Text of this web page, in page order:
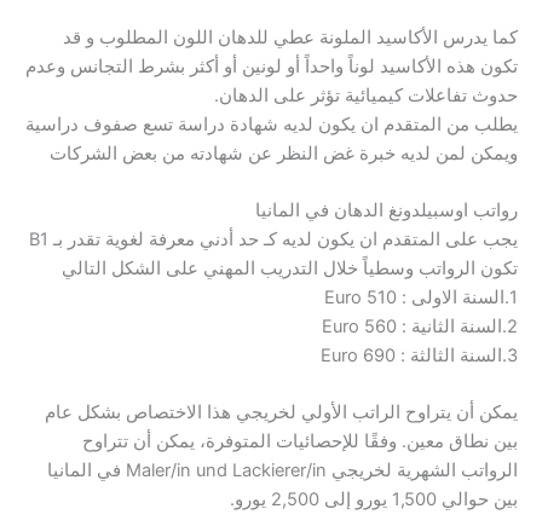
كما يدرس الأكاسيد الملونة عطي للدهان اللون المطلوب و قد
تكون هذه الأكاسيد لوناً واحداً أو لونين أو أكثر بشرط التجانس وعدم
حدوث تفاعلات كيميائية تؤثر على الدهان.
يطلب من المتقدم ان يكون لديه شهادة دراسة تسع صفوف دراسية
ويمكن لمن لديه خبرة غض النظر عن شهادته من بعض الشركات
رواتب اوسبيلدونغ الدهان في المانيا
يجب على المتقدم ان يكون لديه كـ حد أدني معرفة لغوية تقدر بـ B1
تكون الرواتب وسطياً خلال التدريب المهني على الشكل التالي
1.السنة الاولى : 510 Euro
2.السنة الثانية : 560 Euro
3.السنة الثالثة : 690 Euro
يمكن أن يتراوح الراتب الأولي لخريجي هذا الاختصاص بشكل عام
بين نطاق معين. وفقًا للإحصائيات المتوفرة، يمكن أن تتراوح
الرواتب الشهرية لخريجي Maler/in und Lackierer/in في المانيا
بين حوالي 1,500 يورو إلى 2,500 يورو.